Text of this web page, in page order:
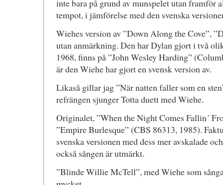
inte bara på grund av munspelet utan framför
tempot, i jämförelse med den svenska
Wiehes version av ”Down Along the Cove”,
utan anmärkning. Den har Dylan gjort i två
1968, finns på ”John Wesley Harding”
är den Wiehe har gjort en svensk version av.
Likaså gillar jag ”När natten faller som en
refrängen sjunger Totta duett med Wiehe.
Originalet, ”When the Night Comes Fallin´
”Empire Burlesque” (CBS 86313, 1985).
svenska versionen med dess mer avskalade
också sången är utmärkt.
”Blinde Willie McTell”, med Wiehe som